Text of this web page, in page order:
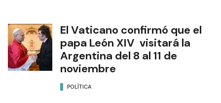
El Vaticano confirmó que el
papa León XIV visitará la
Argentina del 8 al 11 de
noviembre
POLÍTICA